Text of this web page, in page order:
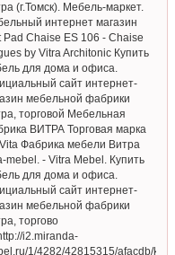
(г.Томск). Мебель-маркет.
интернет магазин
Pad Chaise ES 106 - Chaise
by Vitra Architonic Купить
для дома и офиса.
сайт интернет-
мебельной фабрики
торговой Мебельная
ВИТРА Торговая марка
Фабрика мебели Витра
mebel. - Vitra Mebel. Купить
для дома и офиса.
сайт интернет-
мебельной фабрики
торгово